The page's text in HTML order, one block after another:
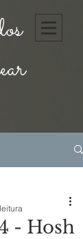
- Hosh